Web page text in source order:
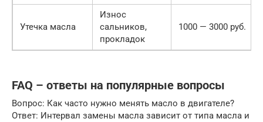
Утечка масла
Износ
сальников,
прокладок
1000 — 3000 руб.
FAQ – ответы на популярные вопросы
Вопрос: Как часто нужно менять масло в двигателе?
Ответ: Интервал замены масла зависит от типа масла и